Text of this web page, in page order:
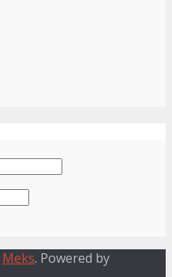
Meks. Powered by